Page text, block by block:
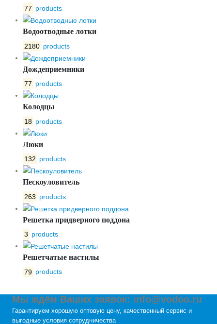
77 products
Водоотводные лотки
2180 products
Дождеприемники
77 products
Колодцы
18 products
Люки
132 products
Пескоуловитель
263 products
Решетка придверного поддона
3 products
Решетчатые настилы
79 products
Мы ждём Ваших заявок: info@vodoo.ru
Гарантируем хорошую оптовую цену, качественный сервис и
выгодные условия сотрудничества